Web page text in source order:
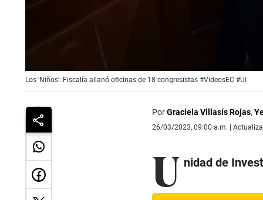
0
seconds
of
minutes,
39
seconds
90%
Los 'Niños': Fiscalía allanó oficinas de 18 congresistas #VideosEC #UI
PorGraciela Villasís Rojas,
26/03/2023, 09:00 a.m. |
U nidad de